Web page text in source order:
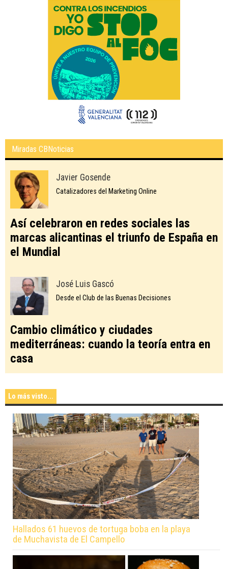
Miradas CBNoticias
Javier Gosende
Catalizadores del Marketing Online
Así celebraron en redes sociales las
marcas alicantinas el triunfo de España en
el Mundial
José Luis Gascó
Desde el Club de las Buenas Decisiones
Cambio climático y ciudades
mediterráneas: cuando la teoría entra en
casa
Lo más visto...
Hallados 61 huevos de tortuga boba en la playa
de Muchavista de El Campello